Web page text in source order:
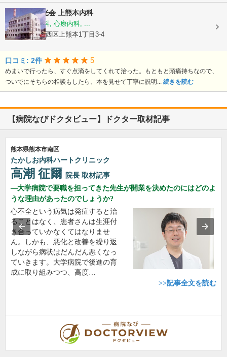
医療法人陽光会 上熊本内科
内科, 神経内科, 心療内科, ...
熊本県熊本市西区上熊本1丁目3-4
口コミ: 2件 5
めまいで行ったら、すぐ点滴をしてくれて治った。もともと頭痛持ちなので、
ついでにそちらの相談もしたら、本を見せて丁寧に説明... 続きを読む
【病院なびドクタビュー】ドクター取材記事
熊本県熊本市南区
たかしお内科ハートクリニック
高潮 征爾 院長 取材記事
大学病院で要職を担ってきた先生が開業を決めたのにはどのよ
うな理由があったのでしょうか?
心不全という病気は発症すると治
ることはなく、患者さんは生涯付
き合っていかなくてはなりませ
ん。しかも、悪化と改善を繰り返
しながら病状はだんだん悪くなっ
ていきます。大学病院で後進の育
成に取り組みつつ、高度…
>>記事全文を読む